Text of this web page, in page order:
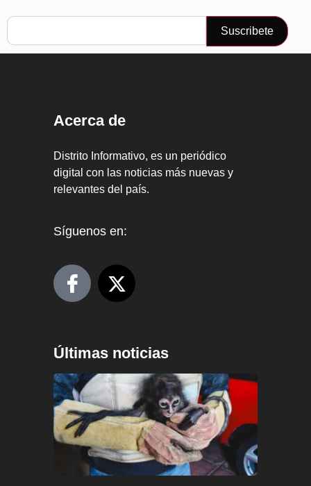
Suscribete
Acerca de
Distrito Informativo, es un periódico
digital con las noticias más nuevas y
relevantes del país.
Síguenos en:
Últimas noticias